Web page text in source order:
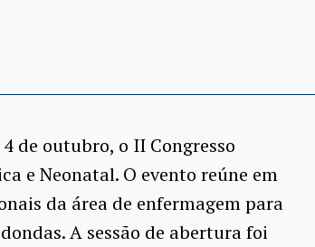
de outubro, o II Congresso
e Neonatal. O evento reúne em
da área de enfermagem para
A sessão de abertura foi